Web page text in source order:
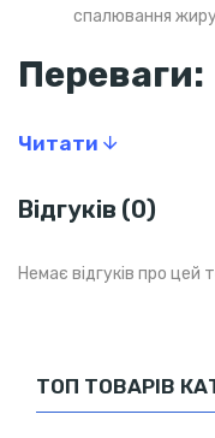
спалювання
Переваги:
Швидкий ефект
Зручна форма
Підходить як
потребує
Для кого
Для людей, які
боротися з
Читати
Відгуків (0)
Немає відгуків про цей
ТОП ТОВАРІВ